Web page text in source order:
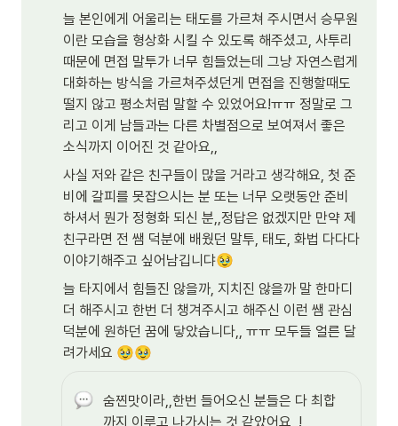
늘 본인에게 어울리는 태도를 가르쳐 주시면서 승무원
이란 모습을 형상화 시킬 수 있도록 해주셨고, 사투리
때문에 면접 말투가 너무 힘들었는데 그냥 자연스럽게
대화하는 방식을 가르쳐주셨던게 면접을 진행할때도
떨지 않고 평소처럼 말할 수 있었어요!ㅠㅠ 정말로 그
리고 이게 남들과는 다른 차별점으로 보여져서 좋은
소식까지 이어진 것 같아요,,
사실 저와 같은 친구들이 많을 거라고 생각해요, 첫 준
비에 갈피를 못잡으시는 분 또는 너무 오랫동안 준비
하셔서 뭔가 정형화 되신 분,,정답은 없겠지만 만약 제
친구라면 전 쌤 덕분에 배웠던 말투, 태도, 화법 다다다
이야기해주고 싶어남깁니댜🥹
늘 타지에서 힘들진 않을까, 지치진 않을까 말 한마디
더 해주시고 한번 더 챙겨주시고 해주신 이런 쌤 관심
덕분에 원하던 꿈에 닿았습니다,, ㅠㅠ 모두들 얼른 달
려가세요 🥹🥹
숨찐맛이라,,한번 들어오신 분들은 다 최합
까지 이루고 나가시는 것 같았어요,,!